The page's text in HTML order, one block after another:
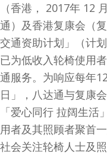
（香港， 2017年 12
通）及香港复康会（
交通资助计划」（计
已为低收入轮椅使用
通服务。为响应每年
日」，八达通与复康
「爱心同行 拉阔生
用者及其照顾者聚首
社会关注轮椅人士及